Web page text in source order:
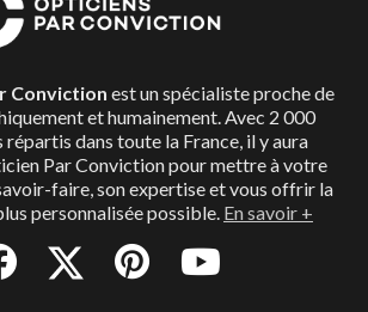
Conviction est un spécialiste proche de
et humainement. Avec 2 000
répartis dans toute la France, il y aura
Par Conviction pour mettre à votre
faire, son expertise et vous offrir la
personnalisée possible. En savoir +